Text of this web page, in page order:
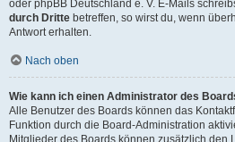
oder phpBB Deutschland e. V. E-Mails
durch Dritte betreffen, so wirst du, wenn
Antwort erhalten.
Nach oben
Wie kann ich einen Administrator des
Alle Benutzer des Boards können das
Funktion durch die Board-Administration
Mitglieder des Boards können zusätzlich den